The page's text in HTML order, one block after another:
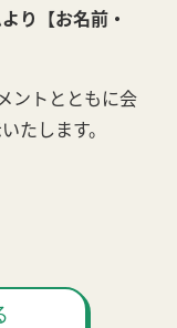
り【お名前・
ントとともに会
たします。